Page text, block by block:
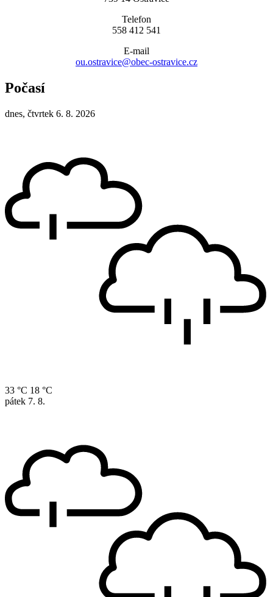
Telefon
558 412 541
E-mail
ou.ostravice@obec-ostravice.cz
Počasí
dnes, čtvrtek 6. 8. 2026
33 °C 18 °C
pátek 7. 8.